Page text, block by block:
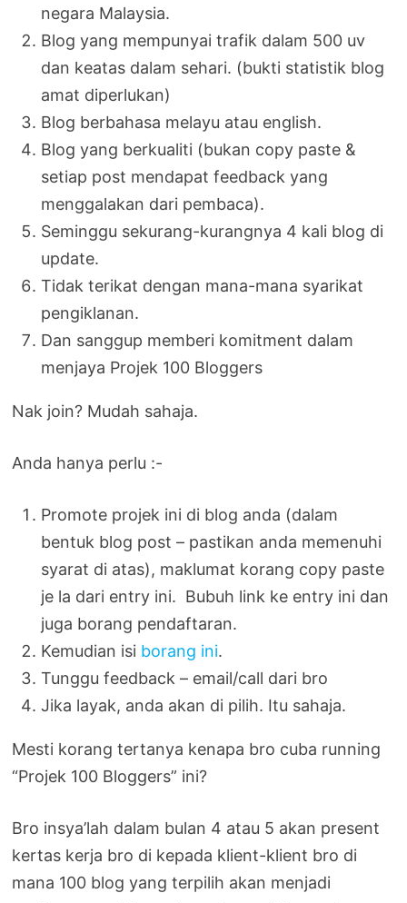
negara Malaysia.
Blog yang mempunyai trafik dalam 500 uv
dan keatas dalam sehari. (bukti statistik blog
amat diperlukan)
Blog berbahasa melayu atau english.
Blog yang berkualiti (bukan copy paste &
setiap post mendapat feedback yang
menggalakan dari pembaca).
Seminggu sekurang-kurangnya 4 kali blog di
update.
Tidak terikat dengan mana-mana syarikat
pengiklanan.
Dan sanggup memberi komitment dalam
menjaya Projek 100 Bloggers
Nak join? Mudah sahaja.
Anda hanya perlu :-
Promote projek ini di blog anda (dalam
bentuk blog post – pastikan anda memenuhi
syarat di atas), maklumat korang copy paste
je la dari entry ini. Bubuh link ke entry ini dan
juga borang pendaftaran.
Kemudian isi borang ini.
Tunggu feedback – email/call dari bro
Jika layak, anda akan di pilih. Itu sahaja.
Mesti korang tertanya kenapa bro cuba running
“Projek 100 Bloggers” ini?
Bro insya’lah dalam bulan 4 atau 5 akan present
kertas kerja bro di kepada klient-klient bro di
mana 100 blog yang terpilih akan menjadi